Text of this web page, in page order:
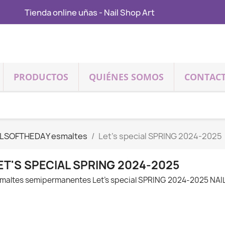
Tienda online uñas - Nail Shop Art
PRODUCTOS
QUIÉNES SOMOS
esmaltes Let's special SPRING 2024-2025
SPECIAL SPRING 2024-2025
semipermanentes Let's special SPRING 2024-2025